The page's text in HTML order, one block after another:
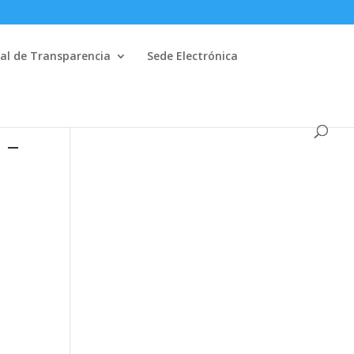
de Transparencia Sede Electrónica